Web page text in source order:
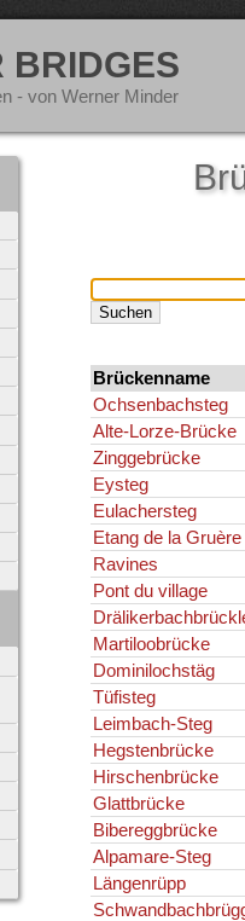
BRIDGES
- von Werner Minder
Brückenname
Ochsenbachsteg
Alte-Lorze-Brücke
Zinggebrücke
Eysteg
Eulachersteg
Etang de la Gruère
Ravines
Pont du village
Martiloobrücke
Dominilochstäg
Tüfisteg
Leimbach-Steg
Hegstenbrücke
Hirschenbrücke
Glattbrücke
Bibereggbrücke
Alpamare-Steg
Längenrüpp